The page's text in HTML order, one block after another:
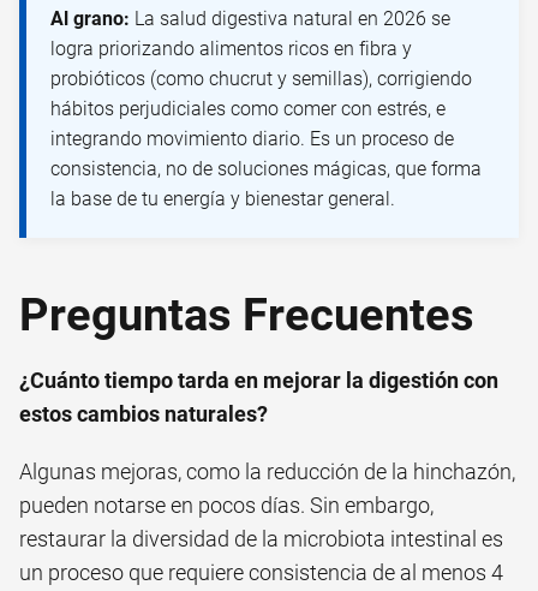
Al grano: La salud digestiva natural en 2026 se
logra priorizando alimentos ricos en fibra y
probióticos (como chucrut y semillas), corrigiendo
hábitos perjudiciales como comer con estrés, e
integrando movimiento diario. Es un proceso de
consistencia, no de soluciones mágicas, que forma
la base de tu energía y bienestar general.
Preguntas Frecuentes
¿Cuánto tiempo tarda en mejorar la digestión con
estos cambios naturales?
Algunas mejoras, como la reducción de la hinchazón,
pueden notarse en pocos días. Sin embargo,
restaurar la diversidad de la microbiota intestinal es
un proceso que requiere consistencia de al menos 4